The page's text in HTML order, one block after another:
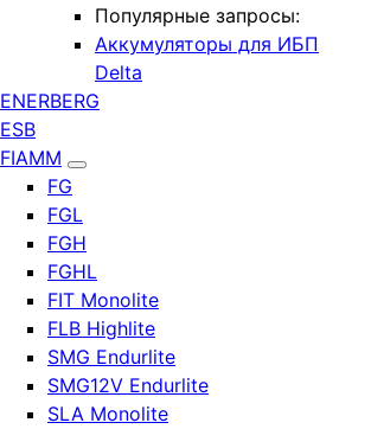
Популярные запросы:
Аккумуляторы для ИБП
Delta
ENERBERG
ESB
FIAMM
FG
FGL
FGH
FGHL
FIT Monolite
FLB Highlite
SMG Endurlite
SMG12V Endurlite
SLA Monolite